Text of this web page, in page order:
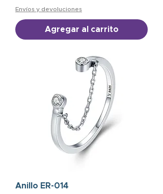
Envíos y devoluciones
Agregar al carrito
Anillo ER-014